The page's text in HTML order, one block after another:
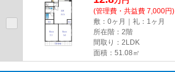
(管理費・共益費 7,000円)
敷：0ヶ月｜礼：1ヶ月
所在階：2階
間取り：2LDK
面積：51.08㎡